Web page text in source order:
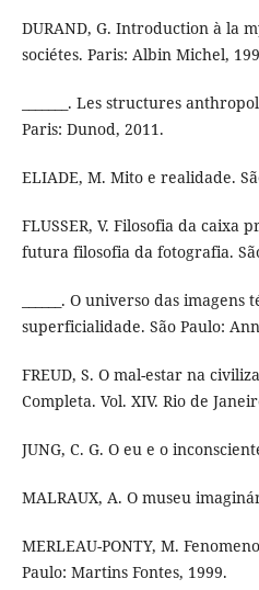
DURAND, G. Introduction à la
sociétes. Paris: Albin Michel,
_______. Les structures
Paris: Dunod, 2011.
ELIADE, M. Mito e realidade.
FLUSSER, V. Filosofia da caixa
futura filosofia da fotografia.
______. O universo das
superficialidade. São Paulo:
FREUD, S. O mal-estar na
Completa. Vol. XIV. Rio de
JUNG, C. G. O eu e o
MALRAUX, A. O museu
MERLEAU-PONTY, M.
Paulo: Martins Fontes, 1999.